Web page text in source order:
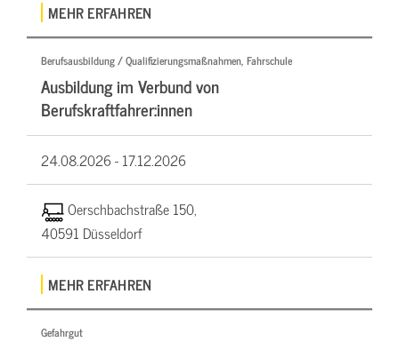
MEHR ERFAHREN
Berufsausbildung / Qualifizierungsmaßnahmen, Fahrschule
Ausbildung im Verbund von
Berufskraftfahrer:innen
24.08.2026 -17.12.2026
Oerschbachstraße 150,
40591 Düsseldorf
MEHR ERFAHREN
Gefahrgut